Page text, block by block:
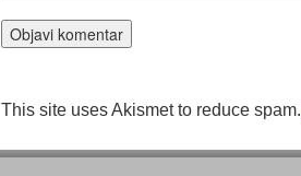
This site uses Akismet to reduce spam.